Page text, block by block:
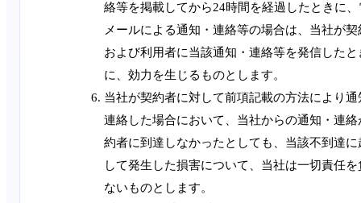
絡等を掲載してから24時間を経過したときに
メールによる通知・連絡等の場合は、当社が契
および利用者に当該通知・連絡等を発信したと
に、効力を生じるものとします。
当社が契約者に対して前項記載の方法により通
連絡した場合において、当社からの通知・連絡
約者に到達しなかったとしても、当該不到達に
して発生した損害について、当社は一切責任を
ないものとします。